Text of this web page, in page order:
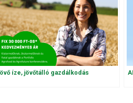
íze, jövőtálló gazdálkodás